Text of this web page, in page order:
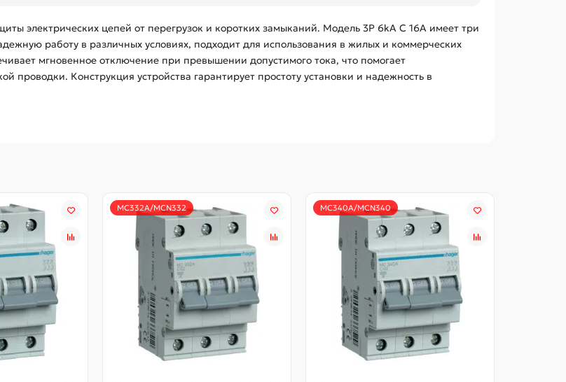
электрических цепей от перегрузок и коротких замыканий. Модель 3P 6kA C 16A имеет три
работу в различных условиях, подходит для использования в жилых и коммерческих
мгновенное отключение при превышении допустимого тока, что помогает
проводки. Конструкция устройства гарантирует простоту установки и надежность в
MC332A/MCN332 MC340A/MCN340